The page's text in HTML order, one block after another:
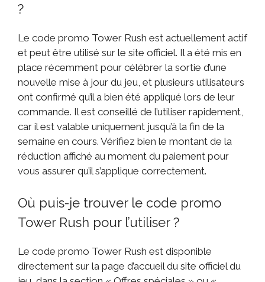
?
Le code promo Tower Rush est actuellement actif
et peut être utilisé sur le site officiel. Il a été mis en
place récemment pour célébrer la sortie d’une
nouvelle mise à jour du jeu, et plusieurs utilisateurs
ont confirmé qu’il a bien été appliqué lors de leur
commande. Il est conseillé de l’utiliser rapidement,
car il est valable uniquement jusqu’à la fin de la
semaine en cours. Vérifiez bien le montant de la
réduction affiché au moment du paiement pour
vous assurer qu’il s’applique correctement.
Où puis-je trouver le code promo
Tower Rush pour l’utiliser ?
Le code promo Tower Rush est disponible
directement sur la page d’accueil du site officiel du